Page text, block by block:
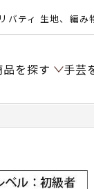
バティ 生地、編み
品を探す 手芸